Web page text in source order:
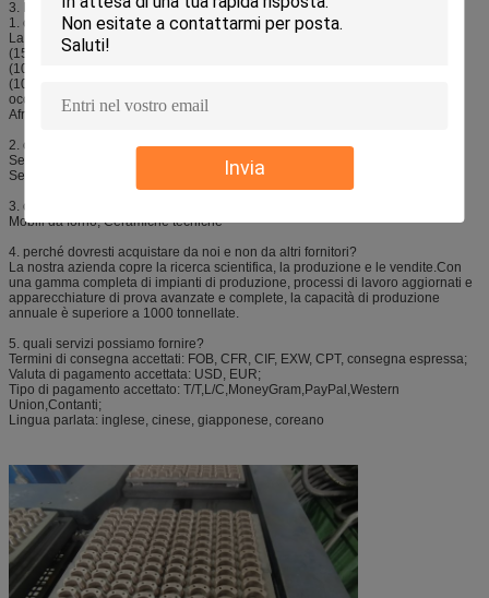
Invia
3. Il nostro servizio
1. chi siamo?
La nostra sede è a Jiangsu, in Cina, a partire dal 2006, vendiamo in Oceania
(15,00%), Nord Europa (10,00%), Nord America (10,00%), Mercato interno
(10,00%), Asia orientale (10,00%), Europa orientale (10,00%), Sud America
(10,00%), Asia meridionale (5,00%), Medio Oriente (5,00%), Europa
occidentale (5,00%), Sud-est asiatico (5,00%), Europa meridionale (4,00%),
Africa (1,00 %).Ci sono in totale circa 11-50 persone nel nostro ufficio.
2. come possiamo garantire la qualità?
Sempre un campione di pre-produzione prima della produzione di massa;
Sempre Ispezione finale prima della spedizione;
3. cosa puoi comprare da noi?
Mobili da forno, Ceramiche tecniche
4. perché dovresti acquistare da noi e non da altri fornitori?
La nostra azienda copre la ricerca scientifica, la produzione e le vendite.Con
una gamma completa di impianti di produzione, processi di lavoro aggiornati e
apparecchiature di prova avanzate e complete, la capacità di produzione
annuale è superiore a 1000 tonnellate.
5. quali servizi possiamo fornire?
Termini di consegna accettati: FOB, CFR, CIF, EXW, CPT, consegna espressa;
Valuta di pagamento accettata: USD, EUR;
Tipo di pagamento accettato: T/T,L/C,MoneyGram,PayPal,Western
Union,Contanti;
Lingua parlata: inglese, cinese, giapponese, coreano